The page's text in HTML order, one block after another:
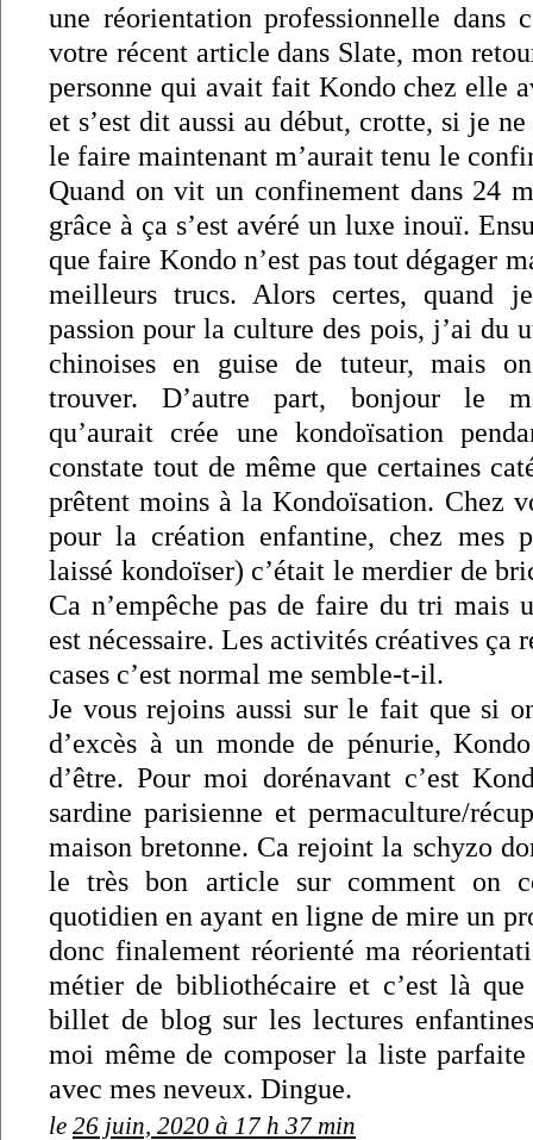
une réorientation professionnelle dans
votre récent article dans Slate, mon
personne qui avait fait Kondo chez elle
et s’est dit aussi au début, crotte, si je
le faire maintenant m’aurait tenu le
Quand on vit un confinement dans 24
grâce à ça s’est avéré un luxe inouï.
que faire Kondo n’est pas tout dégager
meilleurs trucs. Alors certes, quand
passion pour la culture des pois, j’ai du
chinoises en guise de tuteur, mais
trouver. D’autre part, bonjour le
qu’aurait crée une kondoïsation
constate tout de même que certaines
prêtent moins à la Kondoïsation. Chez
pour la création enfantine, chez mes
laissé kondoïser) c’était le merdier de
Ca n’empêche pas de faire du tri mais
est nécessaire. Les activités créatives ça
cases c’est normal me semble-t-il.
Je vous rejoins aussi sur le fait que si
d’excès à un monde de pénurie,
d’être. Pour moi dorénavant c’est
sardine parisienne et permaculture/
maison bretonne. Ca rejoint la schyzo
le très bon article sur comment on
quotidien en ayant en ligne de mire un
donc finalement réorienté ma
métier de bibliothécaire et c’est là
billet de blog sur les lectures
moi même de composer la liste
avec mes neveux. Dingue.
le 26 juin, 2020 à 17 h 37 min